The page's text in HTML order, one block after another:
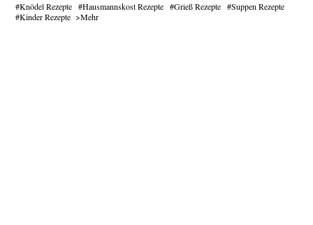
Knödel Rezepte Hausmannskost Rezepte Grieß Rezepte
Suppen Rezepte
Kinder Rezepte
Mehr